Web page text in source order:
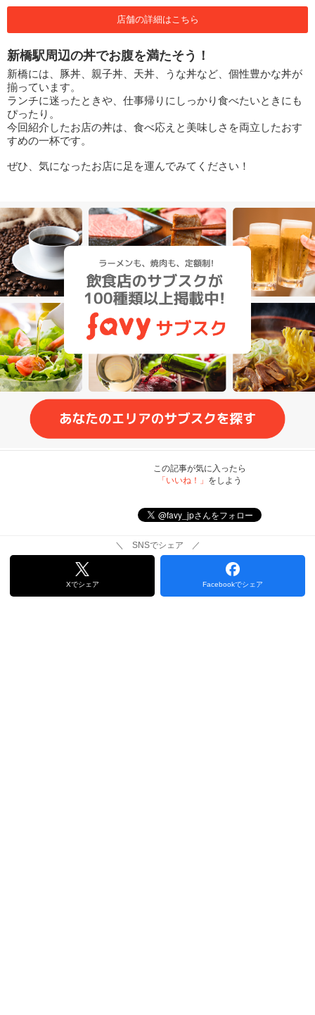
店舗の詳細はこちら
新橋駅周辺の丼でお腹を満たそう！
新橋には、豚丼、親子丼、天丼、うな丼など、個性豊かな丼が
揃っています。
ランチに迷ったときや、仕事帰りにしっかり食べたいときにも
ぴったり。
今回紹介したお店の丼は、食べ応えと美味しさを両立したおす
すめの一杯です。
ぜひ、気になったお店に足を運んでみてください！
この記事が気に入ったら
「いいね！」 をしよう
＼ SNSでシェア ／
Xでシェア Facebookでシェア